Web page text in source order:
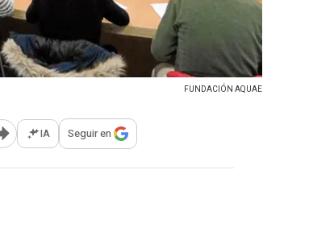
FUNDACIÓN AQUAE
Abrir opciones para compartir
IA Seguir en